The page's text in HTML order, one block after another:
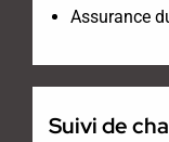
Assurance
Suivi de